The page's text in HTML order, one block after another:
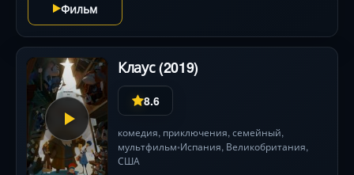
Фильм
Клаус (2019)
8.6
комедия, приключения, семейный,
мультфильм•Испания, Великобритания,
США